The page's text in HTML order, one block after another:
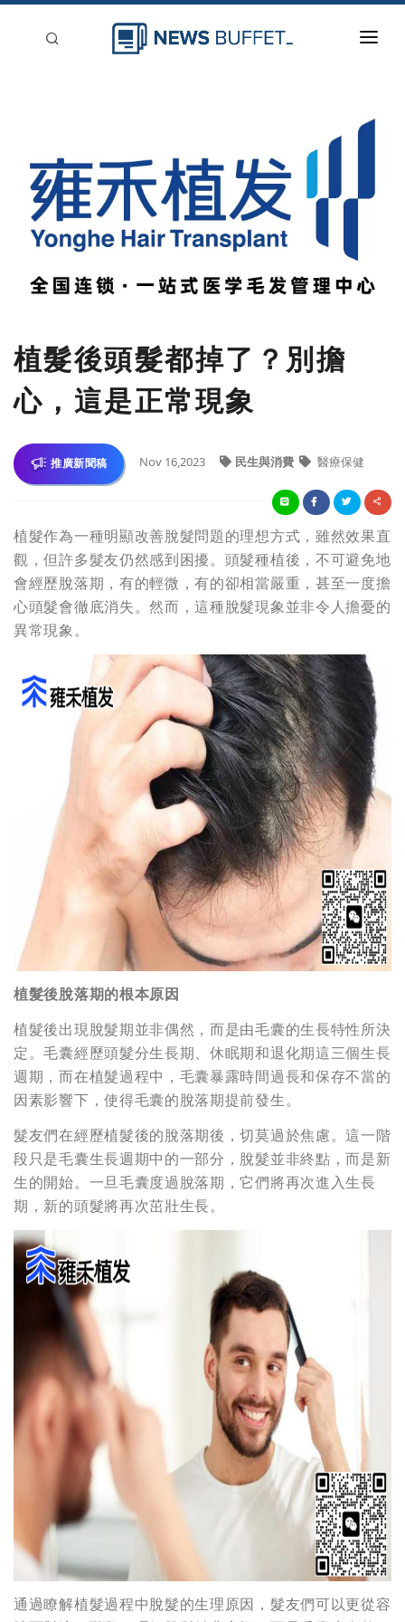
登入
刊登
植髮後頭髮都掉了？別擔
心，這是正常現象
推廣新聞稿 Nov 16,2023 民生與消費 醫療保健
植髮作為一種明顯改善脫髮問題的理想方式，雖然效果直
觀，但許多髮友仍然感到困擾。頭髮種植後，不可避免地
會經歷脫落期，有的輕微，有的卻相當嚴重，甚至一度擔
心頭髮會徹底消失。然而，這種脫髮現象並非令人擔憂的
異常現象。
植髮後脫落期的根本原因
植髮後出現脫髮期並非偶然，而是由毛囊的生長特性所決
定。毛囊經歷頭髮分生長期、休眠期和退化期這三個生長
週期，而在植髮過程中，毛囊暴露時間過長和保存不當的
因素影響下，使得毛囊的脫落期提前發生。
髮友們在經歷植髮後的脫落期後，切莫過於焦慮。這一階
段只是毛囊生長週期中的一部分，脫髮並非終點，而是新
生的開始。一旦毛囊度過脫落期，它們將再次進入生長
期，新的頭髮將再次茁壯生長。
通過瞭解植髮過程中脫髮的生理原因，髮友們可以更從容